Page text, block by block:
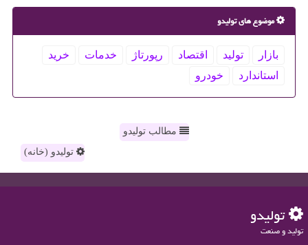
موضوع های تولیدو
بازار تولید اقتصاد رپورتاژ خدمات
خرید
استاندارد
خودرو
مطالب تولیدو
تولیدو (خانه)
تولیدو
تولید و صنعت